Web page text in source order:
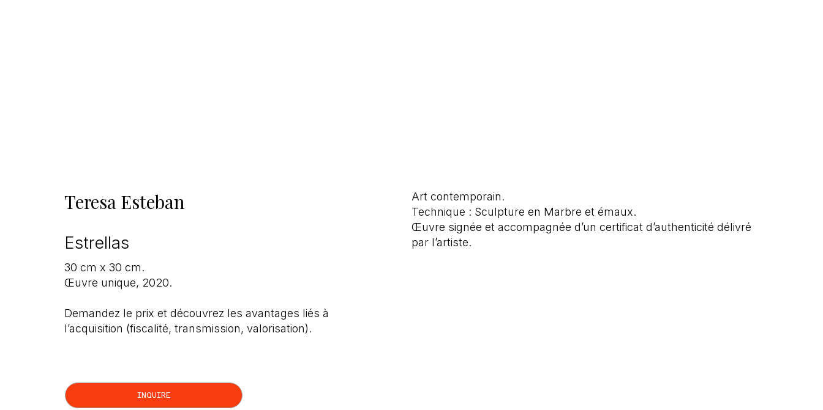
Teresa Esteban
Estrellas
30 cm x 30 cm.
Œuvre unique, 2020.
Demandez le prix et découvrez les avantages liés à
l’acquisition (fiscalité, transmission, valorisation).
INQUIRE
Art contemporain.
Technique : Sculpture en Marbre et émaux.
Œuvre signée et accompagnée d’un certificat d’authenticité délivré
par l’artiste.